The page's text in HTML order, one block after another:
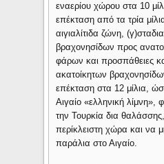
εναερίου χώρου στα 10
επέκταση από τα τρία
αιγιαλίτιδα ζώνη,
βραχονησίδων προς
φάρων και προσπάθειες
ακατοίκητων
επέκταση στα 12 μίλια,
Αιγαίο «ελληνική λίμνη»,
την Τουρκία δια
περίκλειστη χώρα και να
παράλια στο Αιγαίο.